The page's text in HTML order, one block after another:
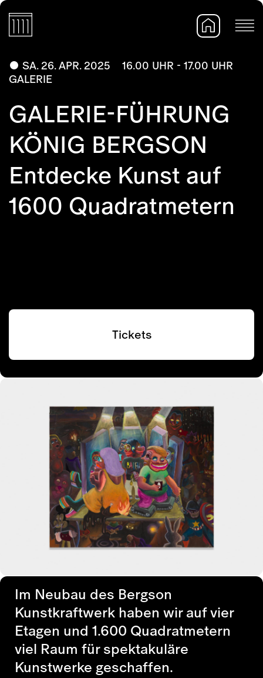
SA. 26. APR. 2025
16.00 UHR - 17.00 UHR
GALERIE
GALERIE-FÜHRUNG
KÖNIG BERGSON
Entdecke Kunst auf
1600 Quadratmetern
Tickets
Im Neubau des Bergson
Kunstkraftwerk haben wir auf vier
Etagen und 1.600 Quadratmetern
viel Raum für spektakuläre
Kunstwerke geschaffen.